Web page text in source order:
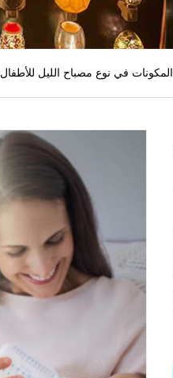
المكونات في نوع مصباح الليل للأطفال